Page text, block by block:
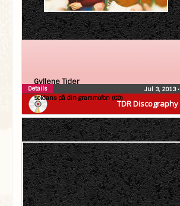
TDR Discography
Gyllene Tider
Soldans på din grammofon (CD)
Jul 3, 2013•
Details